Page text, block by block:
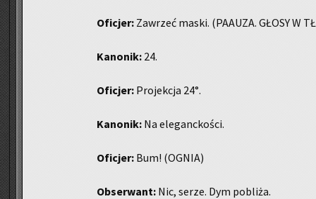
Ofi­cjer: Za­wrzeć maski. (PA­AU­ZA. GŁOSY W
Ka­no­nik: 24.
Ofi­cjer: Pro­jek­cja 24°.
Ka­no­nik: Na ele­ganc­ko­ści.
Ofi­cjer: Bum! (OGNIA)
Ob­ser­want: Nic, serze. Dym po­bli­ża.